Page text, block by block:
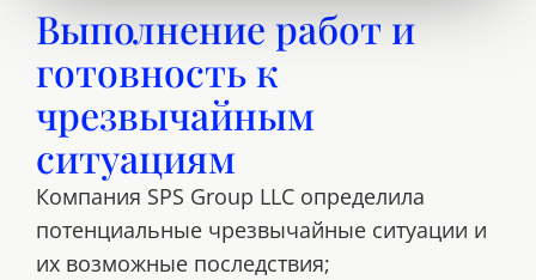
Выполнение работ и
готовность к
чрезвычайным
ситуациям
Компания SPS Group LLC определила
потенциальные чрезвычайные ситуации и
их возможные последствия;